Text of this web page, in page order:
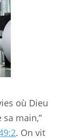
où Dieu
sa main,”
. On vit